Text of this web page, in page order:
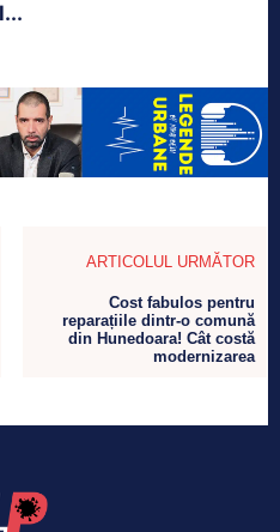
ARTICOLUL URMĂTOR
Cost fabulos pentru
reparațiile dintr-o comună
din Hunedoara! Cât costă
modernizarea